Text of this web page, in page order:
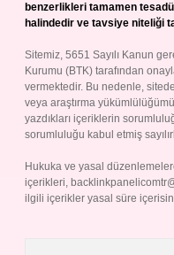
benzerlikleri tamamen
halindedir ve tavsiye niteliği
Sitemiz, 5651 Sayılı Kanun
Kurumu (BTK) tarafından
vermektedir. Bu nedenle,
veya araştırma
yazdıkları içeriklerin
sorumluluğu kabul etmiş
Hukuka ve yasal
içerikleri,
ilgili içerikler yasal süre